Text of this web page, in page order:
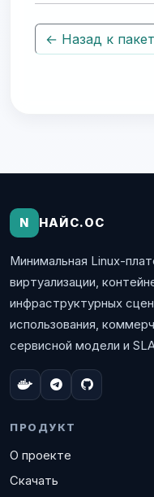
← Назад к
N НАЙС.ОС
Минимальная Linux-
виртуализации,
инфраструктурных
использования,
сервисной модели и
ПРОДУКТ
О проекте
Скачать